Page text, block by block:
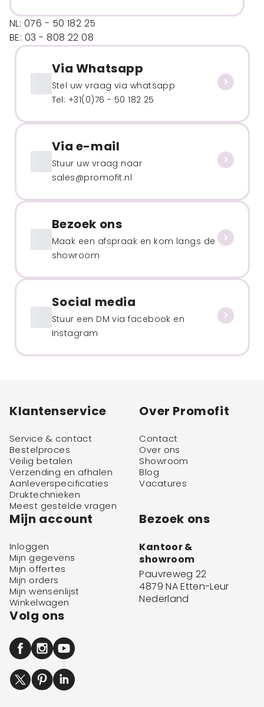
NL: 076 - 50 182 25
BE: 03 - 808 22 08
Via Whatsapp
Stel uw vraag via whatsapp
Tel: +31(0)76 - 50 182 25
Via e-mail
Stuur uw vraag naar
sales@promofit.nl
Bezoek ons
Maak een afspraak en kom langs de
showroom
Social media
Stuur een DM via facebook en
Instagram
Klantenservice
Service & contact
Bestelproces
Veilig betalen
Verzending en afhalen
Aanleverspecificaties
Druktechnieken
Meest gestelde vragen
Over Promofit
Contact
Over ons
Showroom
Blog
Vacatures
Mijn account
Inloggen
Mijn gegevens
Mijn offertes
Mijn orders
Mijn wensenlijst
Winkelwagen
Bezoek ons
Kantoor &
showroom
Pauvreweg 22
4879 NA Etten-Leur
Nederland
Volg ons